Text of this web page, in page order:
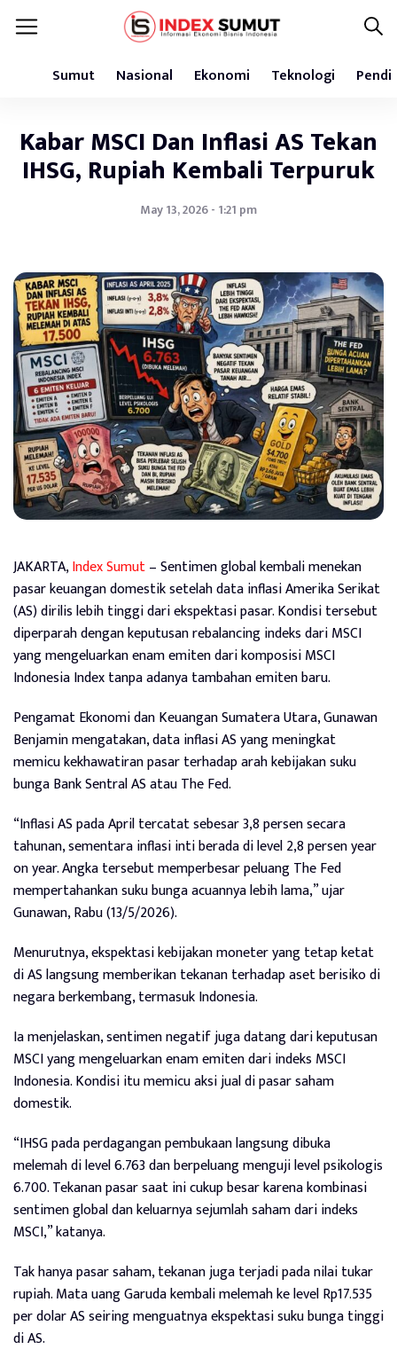
Sumut Nasional Ekonomi Teknologi
Kabar MSCI Dan Inflasi AS Tekan
IHSG, Rupiah Kembali Terpuruk
May 13, 2026 - 1:21 pm
JAKARTA,Index Sumut– Sentimen global kembali menekan
pasar keuangan domestik setelah data inflasi Amerika Serikat
(AS) dirilis lebih tinggi dari ekspektasi pasar. Kondisi tersebut
diperparah dengan keputusan rebalancing indeks dari MSCI
yang mengeluarkan enam emiten dari komposisi MSCI
Indonesia Index tanpa adanya tambahan emiten baru.
Pengamat Ekonomi dan Keuangan Sumatera Utara, Gunawan
Benjamin mengatakan, data inflasi AS yang meningkat
memicu kekhawatiran pasar terhadap arah kebijakan suku
bunga Bank Sentral AS atau The Fed.
“Inflasi AS pada April tercatat sebesar 3,8 persen secara
tahunan, sementara inflasi inti berada di level 2,8 persen year
on year. Angka tersebut memperbesar peluang The Fed
mempertahankan suku bunga acuannya lebih lama,” ujar
Gunawan, Rabu (13/5/2026).
Menurutnya, ekspektasi kebijakan moneter yang tetap ketat
di AS langsung memberikan tekanan terhadap aset berisiko di
negara berkembang, termasuk Indonesia.
Ia menjelaskan, sentimen negatif juga datang dari keputusan
MSCI yang mengeluarkan enam emiten dari indeks MSCI
Indonesia. Kondisi itu memicu aksi jual di pasar saham
domestik.
“IHSG pada perdagangan pembukaan langsung dibuka
melemah di level 6.763 dan berpeluang menguji level psikologis
6.700. Tekanan pasar saat ini cukup besar karena kombinasi
sentimen global dan keluarnya sejumlah saham dari indeks
MSCI,” katanya.
Tak hanya pasar saham, tekanan juga terjadi pada nilai tukar
rupiah. Mata uang Garuda kembali melemah ke level Rp17.535
per dolar AS seiring menguatnya ekspektasi suku bunga tinggi
di AS.